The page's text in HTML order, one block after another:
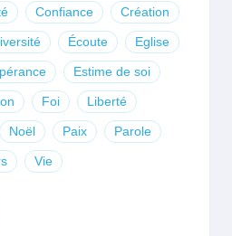
Confiance Création
Écoute Eglise
Estime de soi
Foi Liberté
Noël Paix Parole
Vie